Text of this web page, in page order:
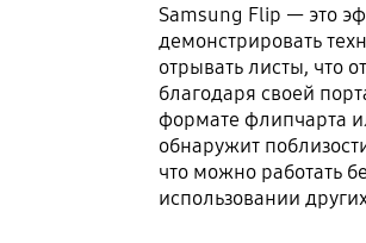
Samsung Flip — это
демонстрировать
отрывать листы, что
благодаря своей
формате флипчарта
обнаружит
что можно работать
использовании